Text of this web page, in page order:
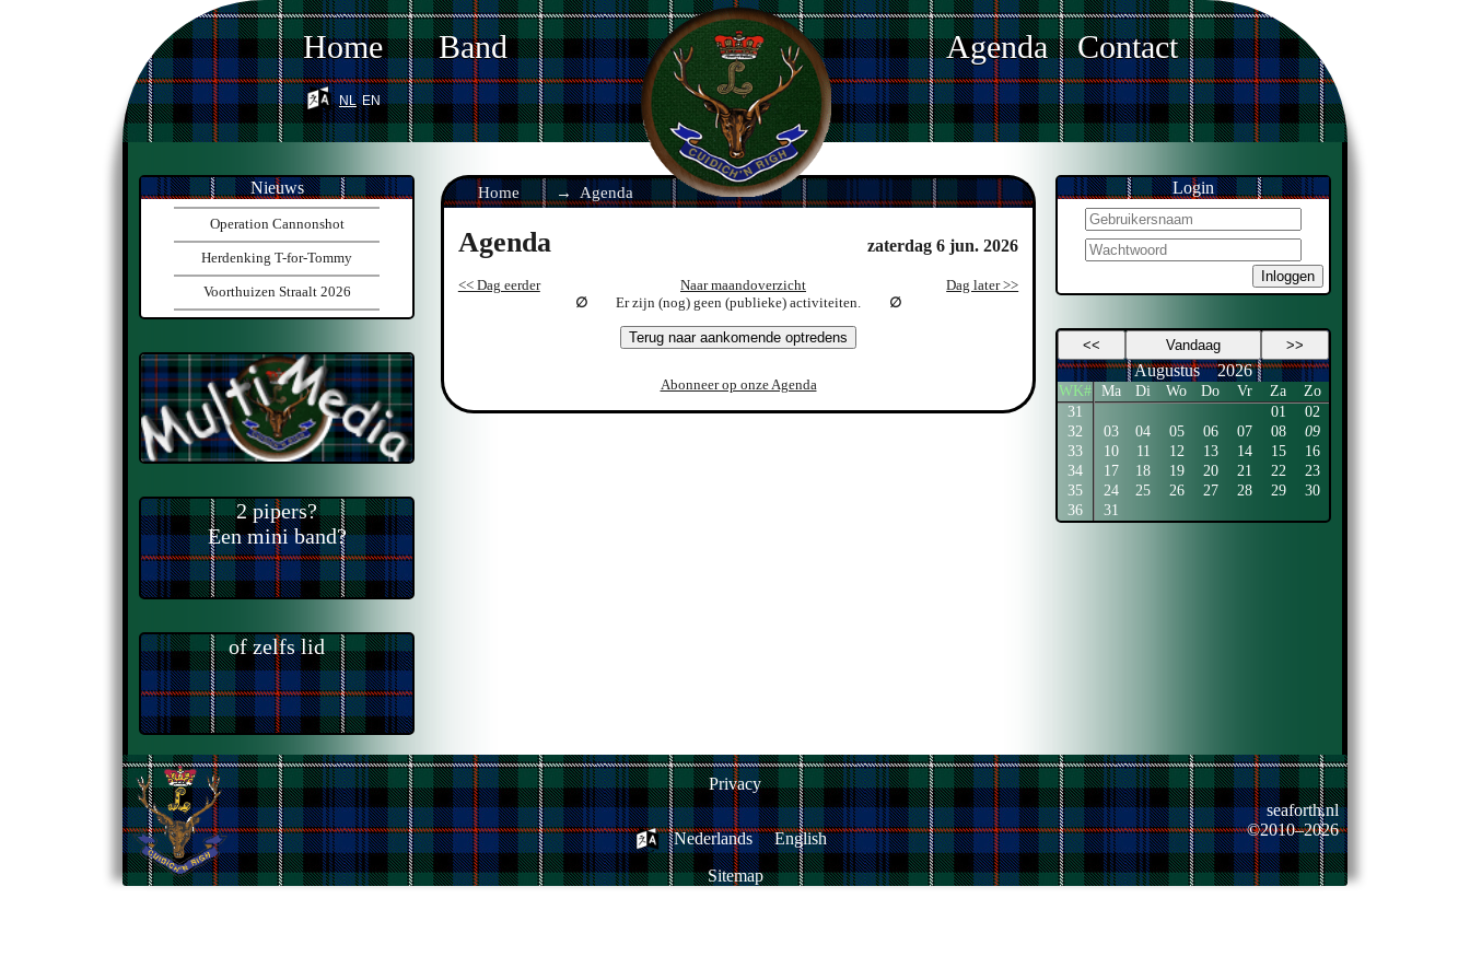
Home Band Agenda Contact
nl en
Home Agenda
Agenda zaterdag 6 jun. 2026
<< Dag eerder Naar maandoverzicht
Dag later >>
Er zijn (nog) geen (publieke) activiteiten.
Terug naar aankomende optredens
Abonneer op onze Agenda
Nieuws
Operation Cannonshot
Herdenking T-for-Tommy
Voorthuizen Straalt 2026
2 pipers?
Een mini band?
of zelfs lid
Login
Inloggen
<< Vandaag >>
Augustus 2026
WK# Ma Di Wo Do Vr Za
Zo
31
01
02
32
03 04 05 06 07 08
09
33
10 11 12 13 14 15
16
34
17 18 19 20 21 22
23
35
24 25 26 27 28 29
30
36
31
Privacy
Nederlands
English
Sitemap
seaforth.nl
©2010–2026